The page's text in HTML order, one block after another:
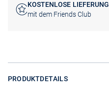
KOSTENLOSE LIEFERUNG
mit dem Friends Club
PRODUKTDETAILS